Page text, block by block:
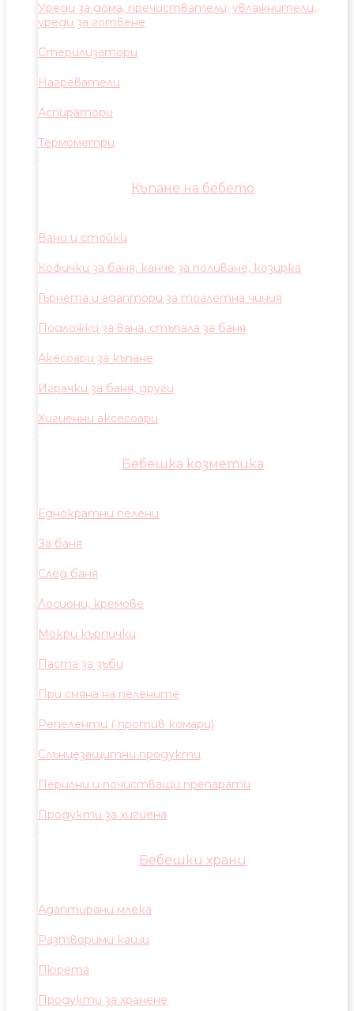
Уреди за дома, пречистватели, увлажнители,
уреди за готвене
Стерилизатори
Нагреватели
Аспиратори
Термометри
Къпане на бебето
Вани и стойки
Кофички за баня, канче за поливане, козирка
Гърнета и адаптори за тоалетна чиния
Подложки за вана, стъпала за баня
Акесоари за къпане
Играчки за баня, други
Хигиенни аксесоари
Бебешка козметика
Еднократни пелени
За баня
След баня
Лосиони, кремове
Мокри кърпички
Паста за зъби
При смяна на пелените
Репеленти ( против комари)
Слънцезащитни продукти
Перилни и почистващи препарати
Продукти за хигиена
Бебешки храни
Адаптирани млека
Разтворими каши
Пюрета
Продукти за хранене